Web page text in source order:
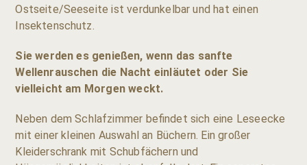
Ostseite/Seeseite ist verdunkelbar und hat einen
Insektenschutz.
Sie werden es genießen, wenn das sanfte
Wellenrauschen die Nacht einläutet oder Sie
vielleicht am Morgen weckt.
Neben dem Schlafzimmer befindet sich eine Leseecke
mit einer kleinen Auswahl an Büchern. Ein großer
Kleiderschrank mit Schubfächern und